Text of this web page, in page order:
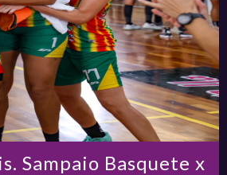
Sampaio Basquete x